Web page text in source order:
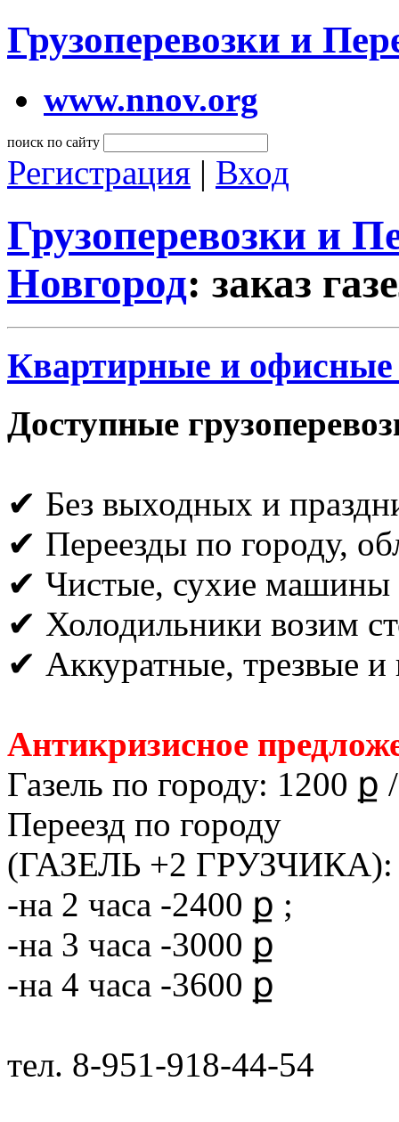
Грузоперевозки и
www.nnov.org
поиск по сайту
Регистрация | Вход
Грузоперевозки и
Новгород: заказ
Квартирные и офисные
Доступные
✔ Без выходных и
✔ Переезды по городу,
✔ Чистые, сухие машины
✔ Холодильники возим
✔ Аккуратные, трезвые и
Антикризисное
Газель по городу: 1200 ք
Переезд по городу
(ГАЗЕЛЬ +2 ГРУЗЧИКА):
-на 2 часа -2400 ք ;
-на 3 часа -3000 ք
-на 4 часа -3600 ք
тел. 8-951-918-44-54